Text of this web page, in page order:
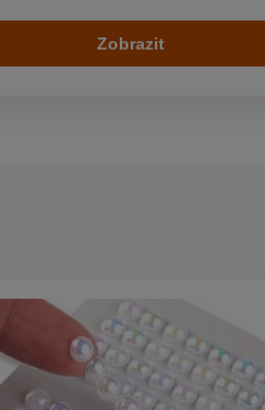
Zobrazit